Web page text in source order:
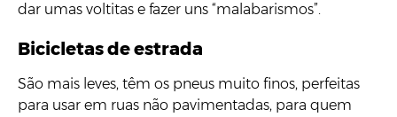
dar umas voltitas e fazer uns “malabarismos”.
Bicicletas de estrada
São mais leves, têm os pneus muito finos, perfeitas
para usar em ruas não pavimentadas, para quem